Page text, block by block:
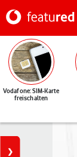
Vodafone: SIM-Karte
freischalten